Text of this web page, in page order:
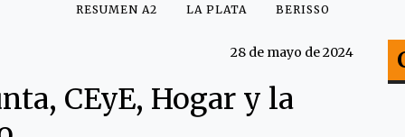
RESUMEN A2 LA PLATA BERISSO
28 de mayo de 2024
CEyE, Hogar y la